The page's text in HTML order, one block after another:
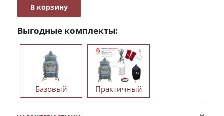
В корзину
Выгодные комплекты:
Базовый Практичный